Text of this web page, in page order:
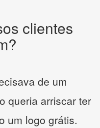
clientes
de um
queria arriscar ter
um logo grátis.